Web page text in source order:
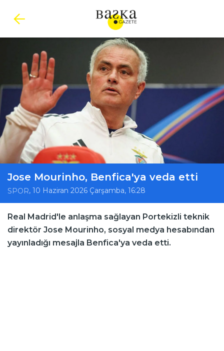
Jose Mourinho, Benfica'ya veda etti
SPOR, 10 Haziran 2026 Çarşamba, 16:28
Real Madrid'le anlaşma sağlayan Portekizli teknik
direktör Jose Mourinho, sosyal medya hesabından
yayınladığı mesajla Benfica'ya veda etti.